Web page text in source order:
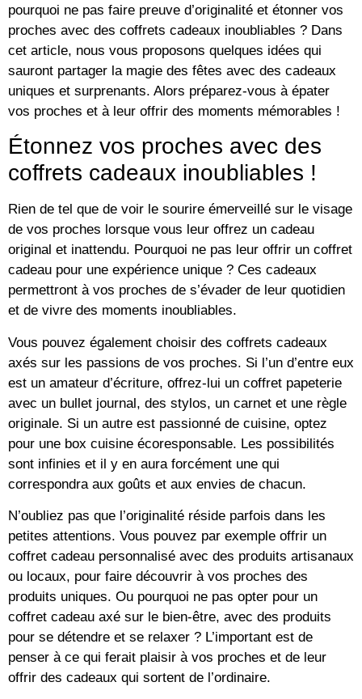
pourquoi ne pas faire preuve d’originalité et étonner vos
proches avec des coffrets cadeaux inoubliables ? Dans
cet article, nous vous proposons quelques idées qui
sauront partager la magie des fêtes avec des cadeaux
uniques et surprenants. Alors préparez-vous à épater
vos proches et à leur offrir des moments mémorables !
Étonnez vos proches avec des
coffrets cadeaux inoubliables !
Rien de tel que de voir le sourire émerveillé sur le visage
de vos proches lorsque vous leur offrez un cadeau
original et inattendu. Pourquoi ne pas leur offrir un coffret
cadeau pour une expérience unique ? Ces cadeaux
permettront à vos proches de s’évader de leur quotidien
et de vivre des moments inoubliables.
Vous pouvez également choisir des coffrets cadeaux
axés sur les passions de vos proches. Si l’un d’entre eux
est un amateur d’écriture, offrez-lui un coffret papeterie
avec un bullet journal, des stylos, un carnet et une règle
originale. Si un autre est passionné de cuisine, optez
pour une box cuisine écoresponsable. Les possibilités
sont infinies et il y en aura forcément une qui
correspondra aux goûts et aux envies de chacun.
N’oubliez pas que l’originalité réside parfois dans les
petites attentions. Vous pouvez par exemple offrir un
coffret cadeau personnalisé avec des produits artisanaux
ou locaux, pour faire découvrir à vos proches des
produits uniques. Ou pourquoi ne pas opter pour un
coffret cadeau axé sur le bien-être, avec des produits
pour se détendre et se relaxer ? L’important est de
penser à ce qui ferait plaisir à vos proches et de leur
offrir des cadeaux qui sortent de l’ordinaire.